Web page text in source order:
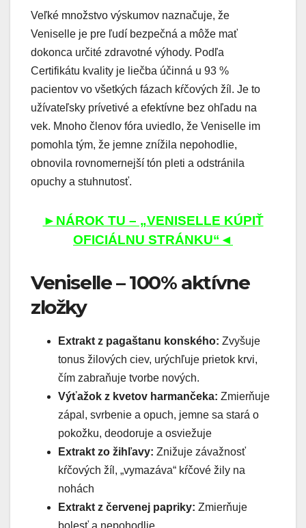
Veľké množstvo výskumov naznačuje, že
Veniselle je pre ľudí bezpečná a môže mať
dokonca určité zdravotné výhody. Podľa
Certifikátu kvality je liečba účinná u 93 %
pacientov vo všetkých fázach kŕčových žíl. Je to
užívateľsky prívetivé a efektívne bez ohľadu na
vek. Mnoho členov fóra uviedlo, že Veniselle im
pomohla tým, že jemne znížila nepohodlie,
obnovila rovnomernejší tón pleti a odstránila
opuchy a stuhnutosť.
►NÁROK TU – „VENISELLE KÚPIŤ
OFICIÁLNU STRÁNKU“◄
Veniselle – 100% aktívne
zložky
Extrakt z pagaštanu konského: Zvyšuje
tonus žilových ciev, urýchľuje prietok krvi,
čím zabraňuje tvorbe nových.
Výťažok z kvetov harmančeka: Zmierňuje
zápal, svrbenie a opuch, jemne sa stará o
pokožku, deodoruje a osviežuje
Extrakt zo žihľavy: Znižuje závažnosť
kŕčových žíl, „vymazáva“ kŕčové žily na
nohách
Extrakt z červenej papriky: Zmierňuje